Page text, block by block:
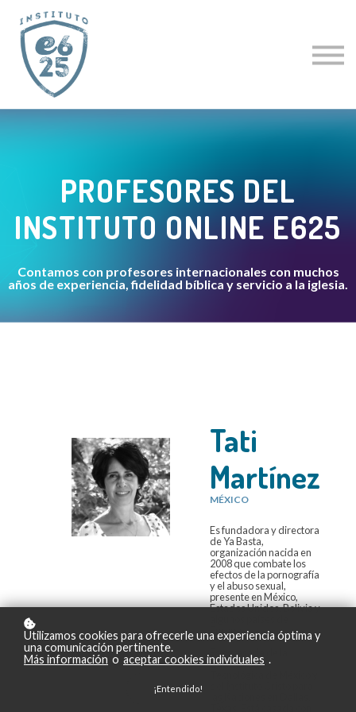
ACTUALIZACIÓN PASTORAL
PROFESORES DEL
INSTITUTO ONLINE E625
Contamos con profesores internacionales con muchos
años de experiencia, fidelidad bíblica y servicio a la iglesia.
Tati
Martínez
MÉXICO
Es fundadora y directora
de Ya Basta,
organización nacida en
2008 que combate los
efectos de la pornografía
y el abuso sexual,
presente en México,
Estados Unidos, Bolivia y
Europa.
Es egresada de la
Universidad
Utilizamos cookies para ofrecerle una experiencia óptima y
una comunicación pertinente.
Más información o aceptar cookies individuales .
¡Entendido!